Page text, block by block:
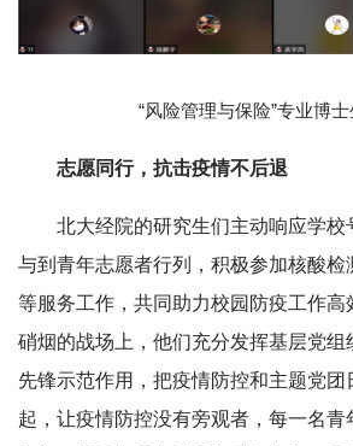
“风险管理与保险”专业博
志愿同行，抗击疫情不后退
北大经院的研究生们主动响应学校
与到青年志愿者行列，积极参加核酸检
等服务工作，共同助力校园防疫工作高
硝烟的战场上，他们充分发挥基层党组
先锋示范作用，把疫情防控和主题党团
起，让疫情防控没有旁观者，每一名青